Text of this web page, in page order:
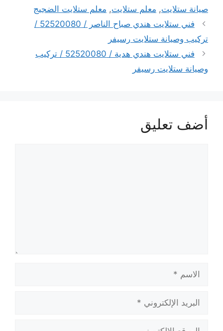
صيانة ستلايت, معلم ستلايت, معلم ستلايت الضجيج
فني ستلايت هندي صباح الناصر / 52520080 /
تركيب وصيانة ستلايت رسيفر
فني ستلايت هندي هدية / 52520080 / تركيب
وصيانة ستلايت رسيفر
أضف تعليق
الاسم
البريد
الإلكتروني
الموقع